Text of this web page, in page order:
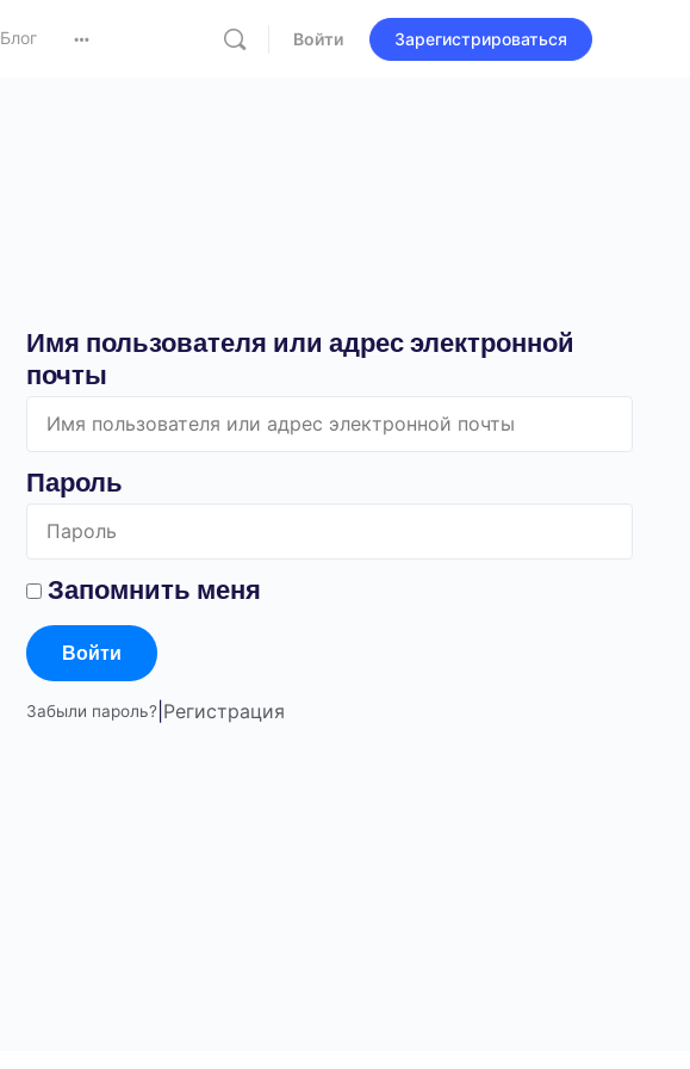
Блог Войти Зарегистрироваться
Имя пользователя или адрес электронной
почты
Пароль
Запомнить меня
Войти
Забыли пароль? Регистрация